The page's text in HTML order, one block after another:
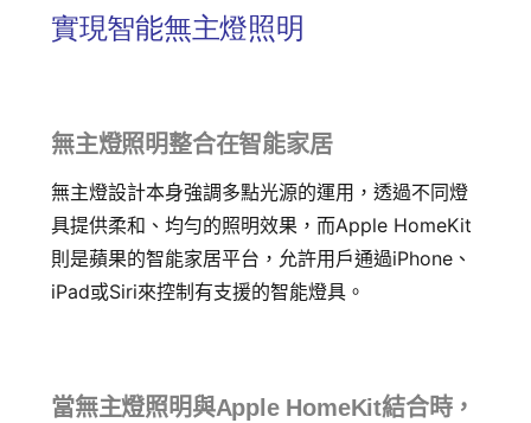
實現智能無主燈照明
無主燈照明整合在智能家居
無主燈設計本身強調多點光源的運用，透過不同燈
具提供柔和、均勻的照明效果，而Apple HomeKit
則是蘋果的智能家居平台，允許用戶通過iPhone、
iPad或Siri來控制有支援的智能燈具。
當無主燈照明與Apple HomeKit結合時，